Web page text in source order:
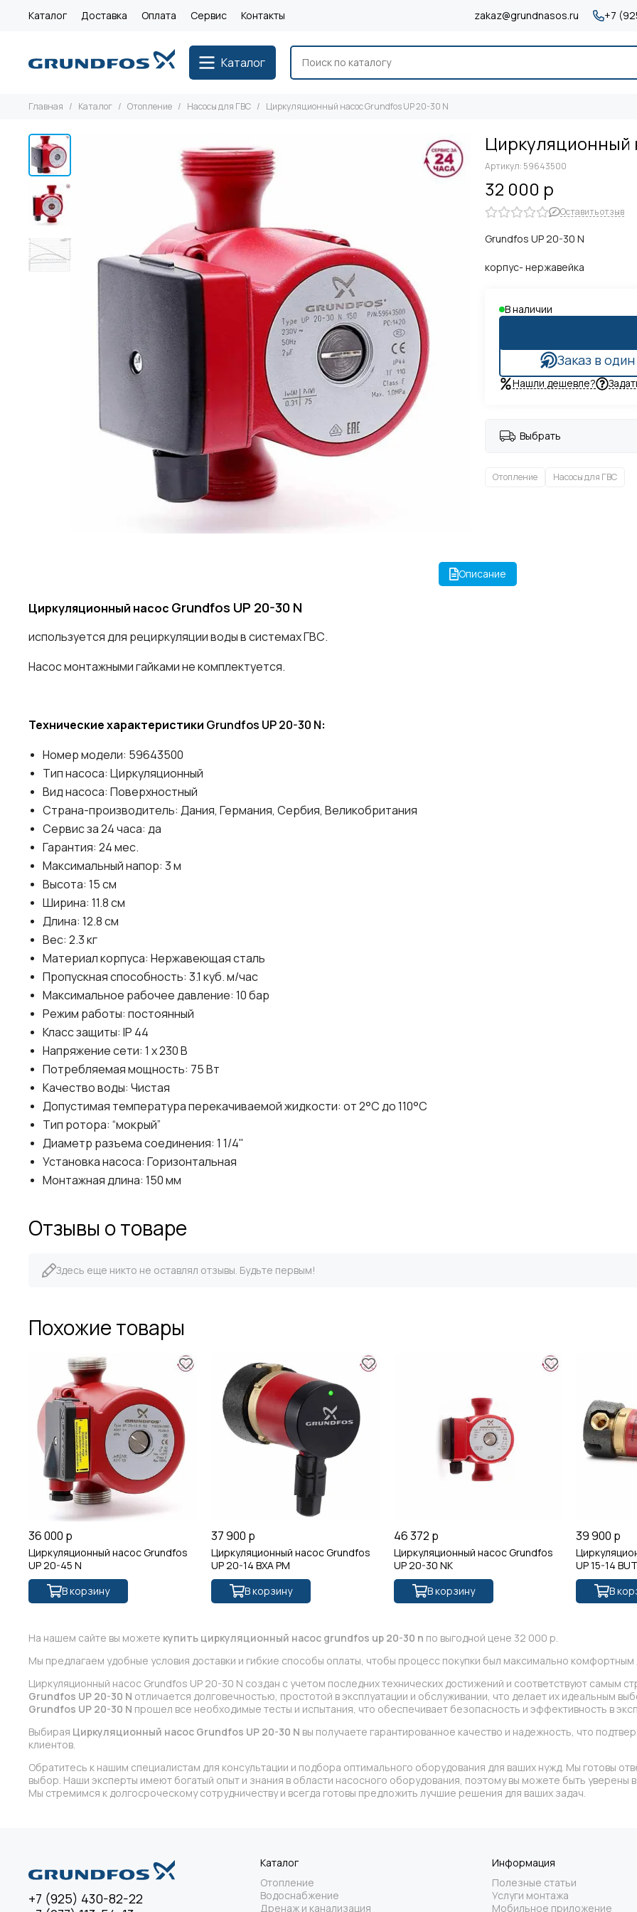
Каталог Доставка Оплата Сервис Контакты zakaz@grundnasos.ru +7
Каталог
Главная Каталог Отопление Насосы для ГВС Циркуляционный насос Grundfos UP 20-30 N
Циркуляционный
Артикул: 59643500
32 000 р
Оставить отзыв
Grundfos UP 20-30 N
корпус- нержавейка
В наличии
Заказ в
Нашли дешевле?
Выбрать
Отопление Насосы для ГВС
Описание
Циркуляционный насос Grundfos UP 20-30 N
используется для рециркуляции воды в системах ГВС.
Насос монтажными гайками не комплектуется.
Технические характеристики Grundfos UP 20-30 N:
Номер модели: 59643500
Тип насоса: Циркуляционный
Вид насоса: Поверхностный
Страна-производитель: Дания, Германия, Сербия, Великобритания
Сервис за 24 часа: да
Гарантия: 24 мес.
Максимальный напор: 3 м
Высота: 15 см
Ширина: 11.8 см
Длина: 12.8 см
Вес: 2.3 кг
Материал корпуса: Нержавеющая сталь
Пропускная способность: 3.1 куб. м/час
Максимальное рабочее давление: 10 бар
Режим работы: постоянный
Класс защиты: IP 44
Напряжение сети: 1 х 230 В
Потребляемая мощность: 75 Вт
Качество воды: Чистая
Допустимая температура перекачиваемой жидкости: от 2°C до 110°C
Тип ротора: “мокрый”
Диаметр разъема соединения: 1 1/4"
Установка насоса: Горизонтальная
Монтажная длина: 150 мм
Отзывы о товаре
Здесь еще никто не оставлял отзывы. Будьте первым!
Похожие товары
36 000 р
Циркуляционный насос Grundfos
UP 20-45 N
В корзину
37 900 р
Циркуляционный насос Grundfos
UP 20-14 BXA PM
В корзину
46 372 р
Циркуляционный насос Grundfos
UP 20-30 NK
В корзину
39 900 р
UP 15-14 BUT
В
На нашем сайте вы можете купить циркуляционный насос grundfos up 20-30 n по выгодной цене 32 000 р.
Мы предлагаем удобные условия доставки и гибкие способы оплаты, чтобы процесс покупки был максимально комфортным
Циркуляционный насос Grundfos UP 20-30 N создан с учетом последних технических достижений и соответствуют самым
Grundfos UP 20-30 N отличается долговечностью, простотой в эксплуатации и обслуживании, что делает их идеальным
Grundfos UP 20-30 N прошел все необходимые тесты и испытания, что обеспечивает безопасность и эффективность в
Выбирая Циркуляционный насос Grundfos UP 20-30 N вы получаете гарантированное качество и надежность, что
клиентов.
Обратитесь к нашим специалистам для консультации и подбора оптимального оборудования для ваших нужд. Мы готовы
выбор. Наши эксперты имеют богатый опыт и знания в области насосного оборудования, поэтому вы можете быть
Мы стремимся к долгосроческому сотрудничеству и всегда готовы предложить лучшие решения для ваших задач.
+7 (925) 430-82-22
Каталог
Отопление
Водоснабжение
Дренаж и канализация
Информация
Полезные статьи
Услуги монтажа
Мобильное приложение